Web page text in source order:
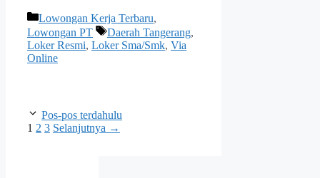
Kategori
Lowongan Kerja Terbaru,
Lowongan PT
Tag
Daerah Tangerang,
Loker Resmi, Loker Sma/Smk, Via
Online
Pos-pos terdahulu
Halaman
1 Halaman
2 Halaman
3 Selanjutnya →